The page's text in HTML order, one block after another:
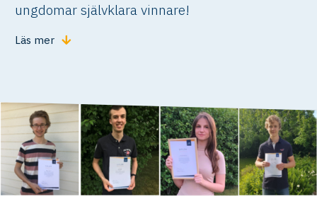
ungdomar självklara vinnare!
Läs mer